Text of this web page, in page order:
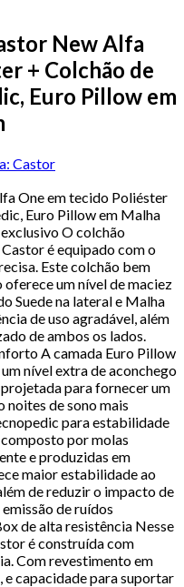
New Alfa
+ Colchão de
Euro Pillow em
Castor
One em tecido Poliéster
Euro Pillow em Malha
O colchão
é equipado com o
Este colchão bem
um nível de maciez
Suede na lateral e Malha
de uso agradável, além
de ambos os lados.
A camada Euro Pillow
nível extra de aconchego
para fornecer um
noites de sono mais
para estabilidade
por molas
e produzidas em
maior estabilidade ao
de reduzir o impacto de
de ruídos
de alta resistência Nesse
é construída com
Com revestimento em
capacidade para suportar